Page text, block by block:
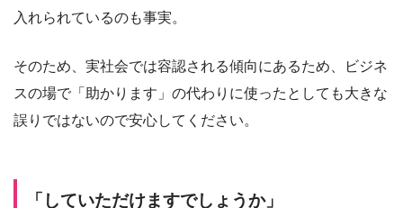
入れられているのも事実。
そのため、実社会では容認される傾向にあるため、ビジネ
スの場で「助かります」の代わりに使ったとしても大きな
誤りではないので安心してください。
「していただけますでしょうか」